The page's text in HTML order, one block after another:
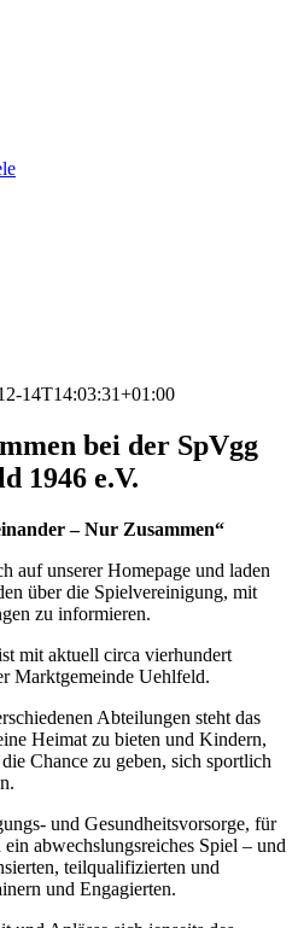
14T14:03:31+01:00
bei der SpVgg
1946 e.V.
– Nur Zusammen“
auf unserer Homepage und laden
über die Spielvereinigung, mit
zu informieren.
mit aktuell circa vierhundert
Marktgemeinde Uehlfeld.
Abteilungen steht das
Heimat zu bieten und Kindern,
Chance zu geben, sich sportlich
und Gesundheitsvorsorge, für
abwechslungsreiches Spiel – und
teilqualifizierten und
und Engagierten.